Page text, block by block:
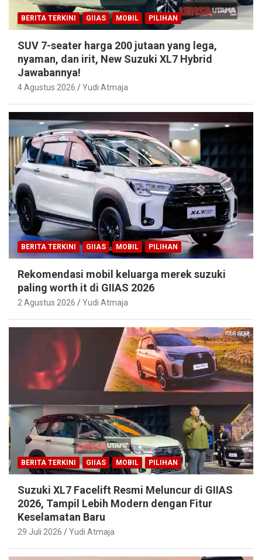
BERITA TERKINI GIIAS MOBIL PILIHAN
SUV 7-seater harga 200 jutaan yang lega,
nyaman, dan irit, New Suzuki XL7 Hybrid
Jawabannya!
4 Agustus 2026 Yudi Atmaja
BERITA TERKINI GIIAS MOBIL PILIHAN
Rekomendasi mobil keluarga merek suzuki
paling worth it di GIIAS 2026
2 Agustus 2026 Yudi Atmaja
BERITA TERKINI GIIAS MOBIL PILIHAN
Suzuki XL7 Facelift Resmi Meluncur di GIIAS
2026, Tampil Lebih Modern dengan Fitur
Keselamatan Baru
29 Juli 2026 Yudi Atmaja